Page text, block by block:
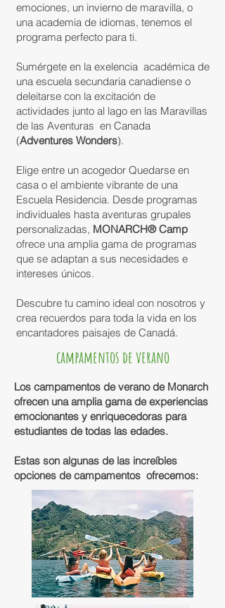
emociones, un invierno de maravilla, o
una academia de idiomas, tenemos el
programa perfecto para ti.
Sumérgete en la exelencia académica de
una escuela secundaria canadiense o
deleitarse con la excitación de
actividades junto al lago en las Maravillas
de las Aventuras en Canada
(Adventures Wonders).
Elige entre un acogedor Quedarse en
casa o el ambiente vibrante de una
Escuela Residencia. Desde programas
individuales hasta aventuras grupales
personalizadas, MONARCH® Camp
ofrece una amplia gama de programas
que se adaptan a sus necesidades e
intereses únicos.
Descubre tu camino ideal con nosotros y
crea recuerdos para toda la vida en los
encantadores paisajes de Canadá.
campamentos de verano
Los campamentos de verano de Monarch
ofrecen una amplia gama de experiencias
emocionantes y enriquecedoras para
estudiantes de todas las edades.
Estas son algunas de las increíbles
opciones de campamentos ofrecemos: